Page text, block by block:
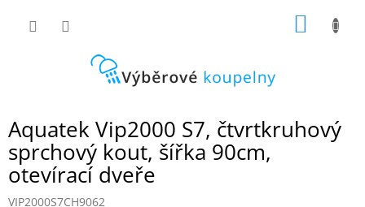
Aquatek Vip2000 S7, čtvrtkruhový
sprchový kout, šířka 90cm,
otevírací dveře
VIP2000S7CH9062